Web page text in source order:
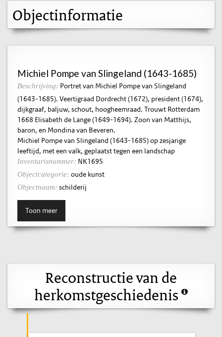
Objectinformatie
Michiel Pompe van Slingeland (1643-1685)
Beschrijving: Portret van Michiel Pompe van Slingeland
(1643-1685). Veertigraad Dordrecht (1672), president (1674),
dijkgraaf, baljuw, schout, hoogheemraad. Trouwt Rotterdam
1668 Elisabeth de Lange (1649-1694). Zoon van Matthijs,
baron, en Mondina van Beveren.
Michiel Pompe van Slingeland (1643-1685) op zesjarige
leeftijd, met een valk, geplaatst tegen een landschap
Inventarisnummer: NK1695
Objectcategorie: oude kunst
Objectnaam: schilderij
Toon meer
Reconstructie van de
herkomstgeschiedenis